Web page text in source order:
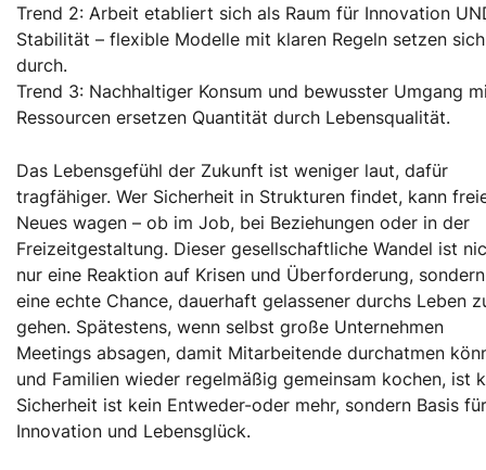
Trend 2: Arbeit etabliert sich als Raum für Innovation
Stabilität – flexible Modelle mit klaren Regeln setzen sich
durch.
Trend 3: Nachhaltiger Konsum und bewusster Umgang
Ressourcen ersetzen Quantität durch Lebensqualität.
Das Lebensgefühl der Zukunft ist weniger laut, dafür
tragfähiger. Wer Sicherheit in Strukturen findet, kann
Neues wagen – ob im Job, bei Beziehungen oder in der
Freizeitgestaltung. Dieser gesellschaftliche Wandel ist
nur eine Reaktion auf Krisen und Überforderung, sondern
eine echte Chance, dauerhaft gelassener durchs Leben
gehen. Spätestens, wenn selbst große Unternehmen
Meetings absagen, damit Mitarbeitende durchatmen
und Familien wieder regelmäßig gemeinsam kochen, ist
Sicherheit ist kein Entweder-oder mehr, sondern Basis für
Innovation und Lebensglück.